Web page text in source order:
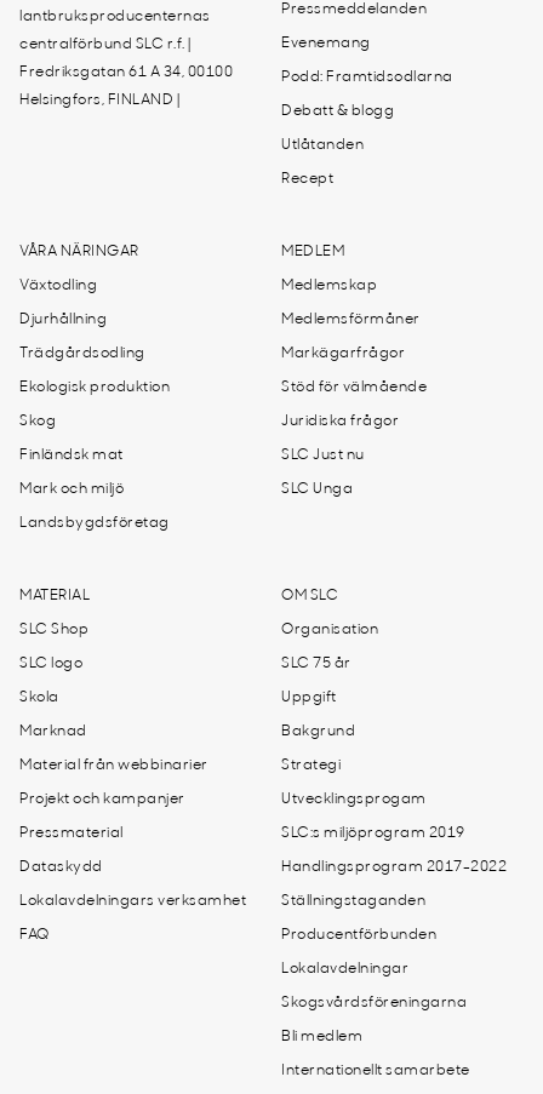
lantbruksproducenternas
centralförbund SLC r.f. |
Fredriksgatan 61 A 34, 00100
Helsingfors, FINLAND |
Pressmeddelanden
Evenemang
Podd: Framtidsodlarna
Debatt & blogg
Utlåtanden
Recept
VÅRA NÄRINGAR
Växtodling
Djurhållning
Trädgårdsodling
Ekologisk produktion
Skog
Finländsk mat
Mark och miljö
Landsbygdsföretag
MEDLEM
Medlemskap
Medlemsförmåner
Markägarfrågor
Stöd för välmående
Juridiska frågor
SLC Just nu
SLC Unga
MATERIAL
SLC Shop
SLC logo
Skola
Marknad
Material från webbinarier
Projekt och kampanjer
Pressmaterial
Dataskydd
Lokalavdelningars verksamhet
FAQ
OM SLC
Organisation
SLC 75 år
Uppgift
Bakgrund
Strategi
Utvecklingsprogam
SLC:s miljöprogram 2019
Handlingsprogram 2017-2022
Ställningstaganden
Producentförbunden
Lokalavdelningar
Skogsvårdsföreningarna
Bli medlem
Internationellt samarbete